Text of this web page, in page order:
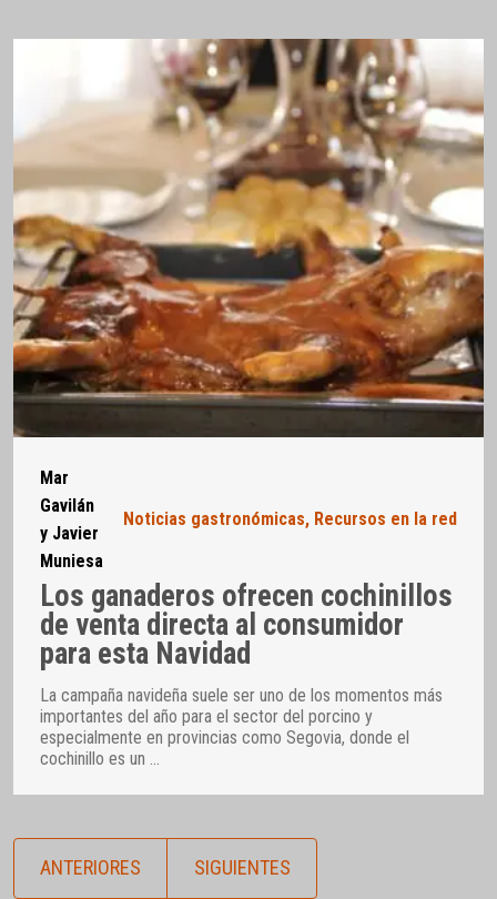
Mar
Gavilán
y Javier
Muniesa
Noticias gastronómicas, Recursos en la red
Los ganaderos ofrecen cochinillos
de venta directa al consumidor
para esta Navidad
La campaña navideña suele ser uno de los momentos más
importantes del año para el sector del porcino y
especialmente en provincias como Segovia, donde el
cochinillo es un
ANTERIORES SIGUIENTES